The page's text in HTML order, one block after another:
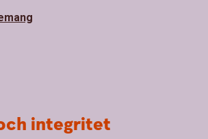
integritet